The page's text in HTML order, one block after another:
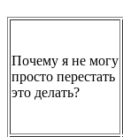
Почему я не могу
просто перестать
это делать?